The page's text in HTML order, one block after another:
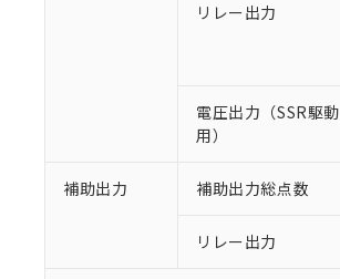
リレー出力
電圧出力（SSR駆動
用）
補助出力 補助出力総点数
リレー出力